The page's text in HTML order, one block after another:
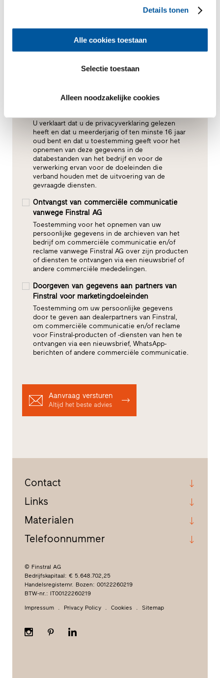
Details tonen
Alle cookies toestaan
Selectie toestaan
Alleen noodzakelijke cookies
U verklaart dat u de privacyverklaring gelezen
heeft en dat u meerderjarig of ten minste 16 jaar
oud bent en dat u toestemming geeft voor het
opnemen van deze gegevens in de
databestanden van het bedrijf en voor de
verwerking ervan voor de doeleinden die
verband houden met de uitvoering van de
gevraagde diensten.
Ontvangst van commerciële communicatie
vanwege Finstral AG
Toestemming voor het opnemen van uw
persoonlijke gegevens in de archieven van het
bedrijf om commerciële communicatie en/of
reclame vanwege Finstral AG over zijn producten
of diensten te ontvangen via een nieuwsbrief of
andere commerciële mededelingen.
Doorgeven van gegevens aan partners van
Finstral voor marketingdoeleinden
Toestemming om uw persoonlijke gegevens
door te geven aan dealerpartners van Finstral,
om commerciële communicatie en/of reclame
voor Finstral-producten of -diensten van hen te
ontvangen via een nieuwsbrief, WhatsApp-
berichten of andere commerciële communicatie.
Aanvraag versturen
Altijd het beste advies
Contact
Links
Materialen
Telefoonnummer
© Finstral AG
Bedrijfskapitaal: € 5.648.702,25
Handelsregisternr. Bozen: 00122260219
BTW-nr.: IT00122260219
Impressum Privacy Policy Cookies Sitemap